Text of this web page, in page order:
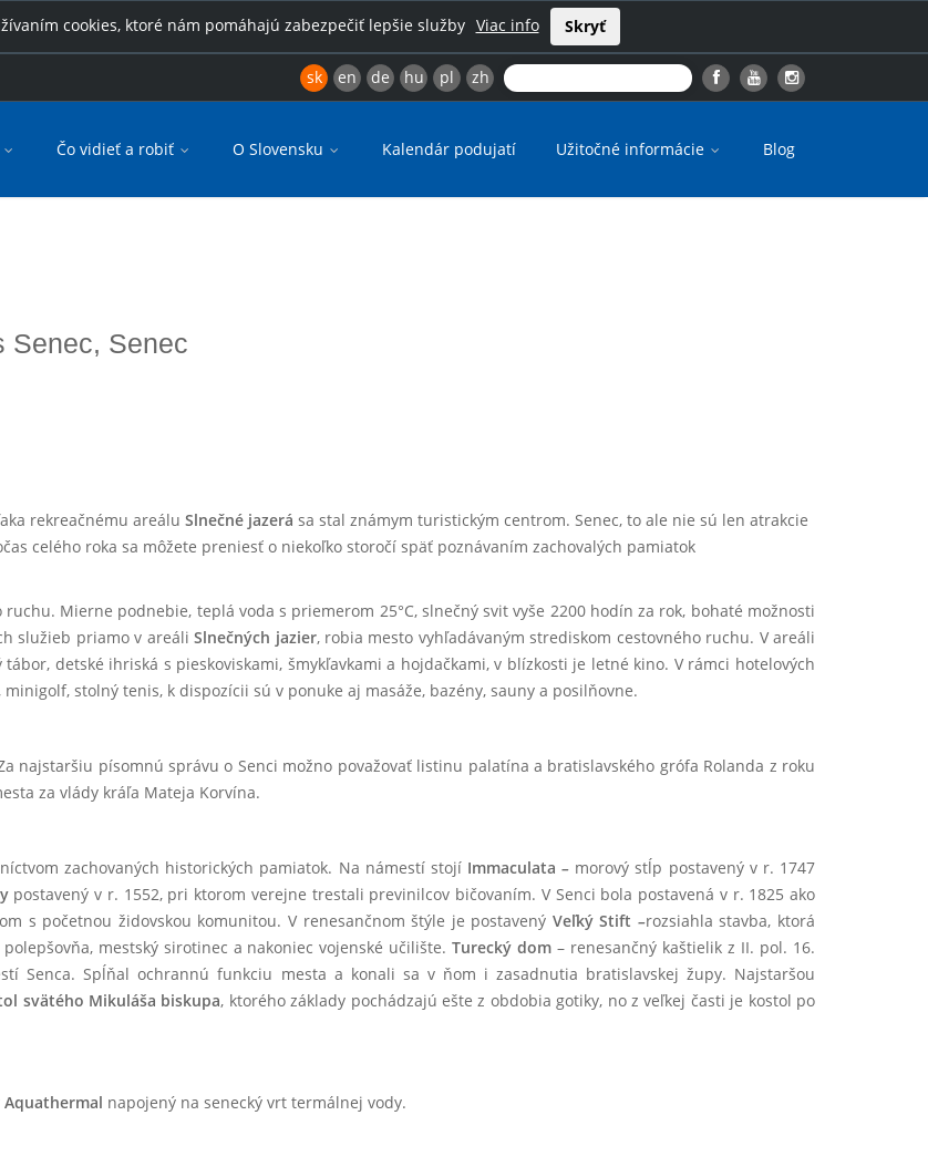
cookies, ktoré nám pomáhajú zabezpečiť lepšie služby Viac info Skryť
sk en de hu pl zh
Čo vidieť a robiť O Slovensku Kalendár podujatí Užitočné informácie Blog
Senec, Senec
rekreačnému areálu Slnečné jazerá sa stal známym turistickým centrom. Senec, to ale nie sú len atrakcie
celého roka sa môžete preniesť o niekoľko storočí späť poznávaním zachovalých pamiatok
Mierne podnebie, teplá voda s priemerom 25°C, slnečný svit vyše 2200 hodín za rok, bohaté možnosti
služieb priamo v areáliSlnečných jazier, robia mesto vyhľadávaným strediskom cestovného ruchu. V areáli
detské ihriská s pieskoviskami, šmykľavkami a hojdačkami, v blízkosti je letné kino. V rámci hotelových
stolný tenis, k dispozícii sú v ponuke aj masáže, bazény, sauny a posilňovne.
najstaršiu písomnú správu o Senci možno považovať listinu palatína a bratislavského grófa Rolanda z roku
za vlády kráľa Mateja Korvína.
zachovaných historických pamiatok. Na námestí stojíImmaculata – morový stĺp postavený v r. 1747
postavený v r. 1552, pri ktorom verejne trestali previnilcov bičovaním. V Senci bola postavená v r. 1825 ako
s početnou židovskou komunitou. V renesančnom štýle je postavený Veľký Stift –rozsiahla stavba, ktorá
mestský sirotinec a nakoniec vojenské učilište.Turecký dom – renesančný kaštielik z II. pol. 16.
Senca. Spĺňal ochrannú funkciu mesta a konali sa v ňom i zasadnutia bratislavskej župy. Najstaršou
svätého Mikuláša biskupa, ktorého základy pochádzajú ešte z obdobia gotiky, no z veľkej časti je kostol po
Aquathermal napojený na senecký vrt termálnej vody.